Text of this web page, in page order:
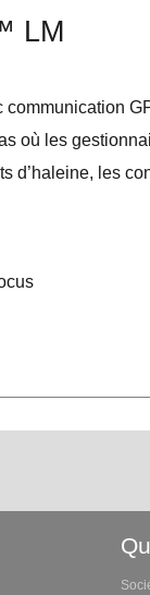
LM
communication
où les
d’haleine, les